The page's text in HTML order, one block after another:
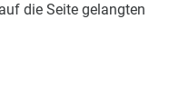
die Seite gelangten